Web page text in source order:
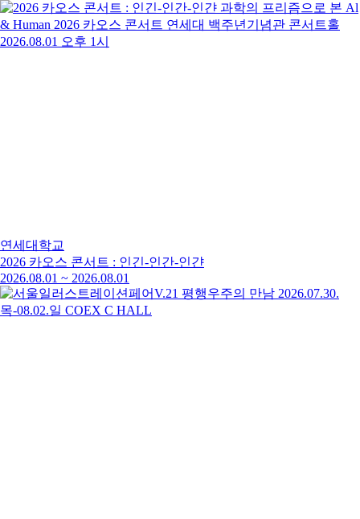
연세대학교
2026 카오스 콘서트 : 인긴-인간-인갼
2026.08.01 ~ 2026.08.01